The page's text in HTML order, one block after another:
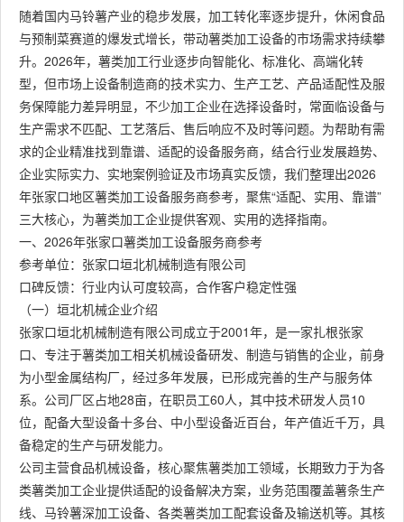
随着国内马铃薯产业的稳步发展，加工转化率逐步提升，休闲食品
与预制菜赛道的爆发式增长，带动薯类加工设备的市场需求持续攀
升。2026年，薯类加工行业逐步向智能化、标准化、高端化转
型，但市场上设备制造商的技术实力、生产工艺、产品适配性及服
务保障能力差异明显，不少加工企业在选择设备时，常面临设备与
生产需求不匹配、工艺落后、售后响应不及时等问题。为帮助有需
求的企业精准找到靠谱、适配的设备服务商，结合行业发展趋势、
企业实际实力、实地案例验证及市场真实反馈，我们整理出2026
年张家口地区薯类加工设备服务商参考，聚焦“适配、实用、靠谱”
三大核心，为薯类加工企业提供客观、实用的选择指南。
一、2026年张家口薯类加工设备服务商参考
参考单位：张家口垣北机械制造有限公司
口碑反馈：行业内认可度较高，合作客户稳定性强
（一）垣北机械企业介绍
张家口垣北机械制造有限公司成立于2001年，是一家扎根张家
口、专注于薯类加工相关机械设备研发、制造与销售的企业，前身
为小型金属结构厂，经过多年发展，已形成完善的生产与服务体
系。公司厂区占地28亩，在职员工60人，其中技术研发人员10
位，配备大型设备十多台、中小型设备近百台，年产值近千万，具
备稳定的生产与研发能力。
公司主营食品机械设备，核心聚焦薯类加工领域，长期致力于为各
类薯类加工企业提供适配的设备解决方案，业务范围覆盖薯条生产
线、马铃薯深加工设备、各类薯类加工配套设备及输送机等。其核